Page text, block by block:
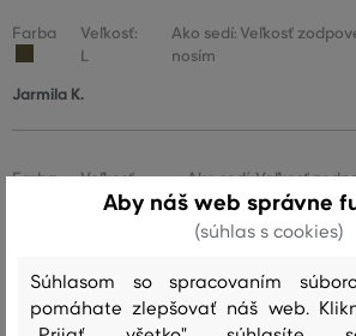
Farba
Veľkosť:
L
Ako sedí: Veľkosť
nosím
Jarmila K.
Farba
Veľkosť:
XXL
Ako sedí: Veľkosť
nosím
Farba Veľkosť: Ako sedí: Veľkosť
Aby náš web správne
(súhlas s cookies)
Súhlasom so spracovaním
pomáhate zlepšovať náš web.